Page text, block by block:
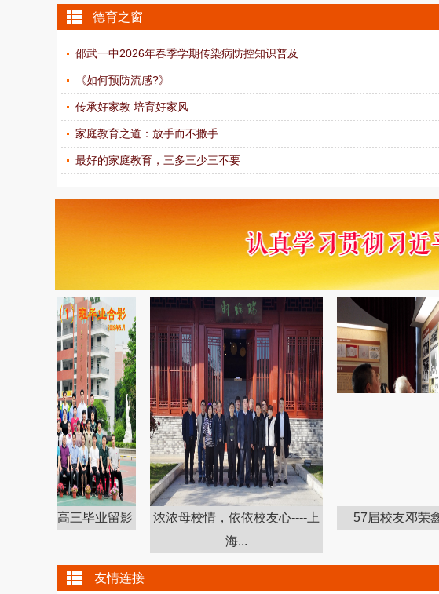
德育之窗
邵武一中2026年春季学期传染病防控知识普及
《如何预防流感?》
传承好家教 培育好家风
家庭教育之道：放手而不撒手
最好的家庭教育，三多三少三不要
届高三毕业留影
浓浓母校情，依依校友心----上
57届校友邓荣鑫回访
友情连接